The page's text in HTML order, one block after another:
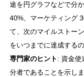
途を円グラフなどで分
40%、マーケティング
て、次のマイルストー
をいつまでに達成する
専門家のヒント: 資金使
分者であることを示し